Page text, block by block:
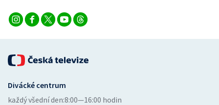
Volejbal
Divácké centrum
každý všední den:8:00—16:00 hodin